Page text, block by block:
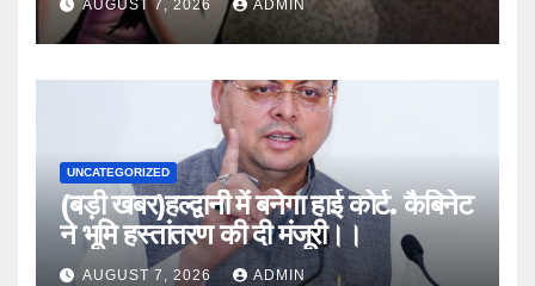
AUGUST 7, 2026 ADMIN
UNCATEGORIZED
(बड़ी खबर)हल्द्वानी में बनेगा हाई कोर्ट. कैबिनेट
ने भूमि हस्तांतरण की दी मंजूरी।।
AUGUST 7, 2026 ADMIN